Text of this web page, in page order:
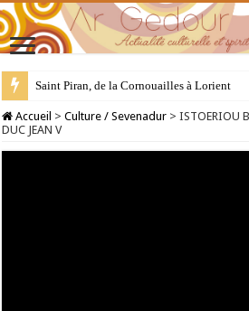
28 juillet : Saint Samson de Dol, père de la
Accueil > Culture / Sevenadur > ISTOERIOU
DUC JEAN V